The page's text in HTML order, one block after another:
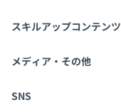
転職・キャリア
スキルアップコンテンツ
学習
メディア・その他
Tech Team Journal
SNS